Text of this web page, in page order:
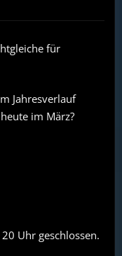
Welches
folgenden
im
Jahresverlauf
für
Jahresverlauf
im März?
Uhr geschlossen.